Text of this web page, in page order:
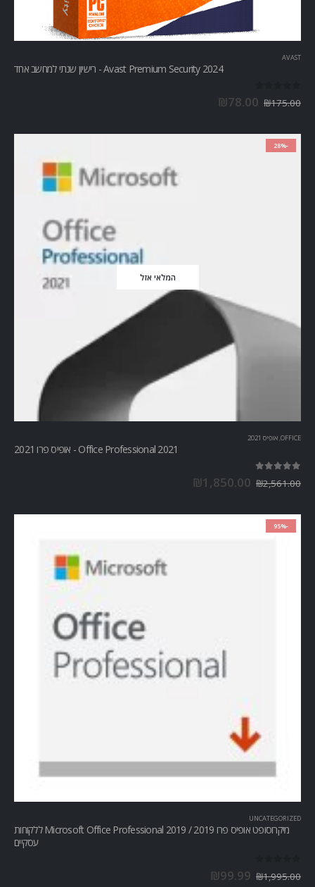
AVAST
Avast Premium Security 2024 - רישיון שנתי למחשב אחד
₪175.00
₪78.00
-28%
המלאי אזל
OFFICE
, אופיס 2021
Office Professional 2021 - אופיס פרו 2021
₪2,561.00
₪1,850.00
-95%
UNCATEGORIZED
מיקרוסופט אופיס פרו Microsoft Office Professional 2019 / 2019 ללקוחות
עסקיים
₪1,995.00
₪99.99